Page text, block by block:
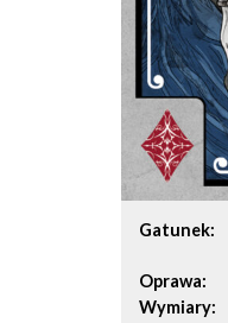
Gatunek
Oprawa
Wymiary